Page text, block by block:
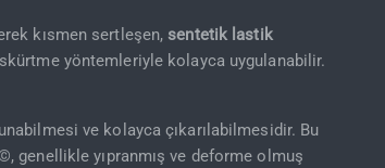
kısmen sertleşen, sentetik lastik
yöntemleriyle kolayca uygulanabilir.
ve kolayca çıkarılabilmesidir. Bu
genellikle yıpranmış ve deforme olmuş